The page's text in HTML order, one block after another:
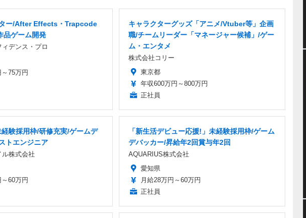
ー/After Effects・Trapcode
品ゲーム開発
デンス・プロ
75万円
キャラクターグッズ「アニメ/Vtuber等」企画
職/チームリーダー「マネージャー候補」/ゲー
ム・エンタメ
株式会社コリー
東京都
年収600万円～800万円
正社員
験採用枠/研修充実/ゲームデ
トエンジニア
株式会社
60万円
「新生活デビュー応援!」未経験採用枠/ゲーム
デバッカー/昇給年2回賞与年2回
AQUARIUS株式会社
愛知県
月給28万円～60万円
正社員